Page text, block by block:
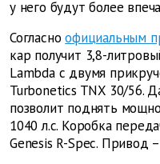
у него будут более
Согласно официальным
кар получит 3,8-
Lambda с двумя
Turbonetics TNX 30/56.
позволит поднять
1040 л.с. Коробка
Genesis R-Spec. Привод